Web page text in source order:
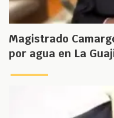
Magistrado
por agua en La